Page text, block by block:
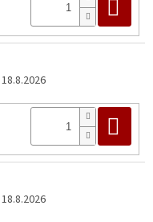
18.8.2026
18.8.2026